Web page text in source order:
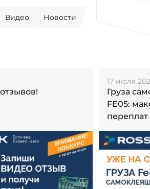
Видео Новости
17 июля
Груза
FE05:
переплат